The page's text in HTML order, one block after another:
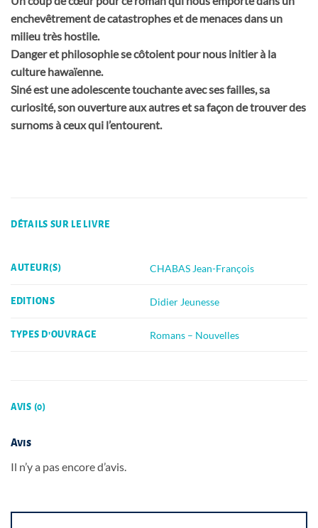
enchevêtrement de catastrophes et de menaces dans un
milieu très hostile.
Danger et philosophie se côtoient pour nous initier à la
culture hawaïenne.
Siné est une adolescente touchante avec ses failles, sa
curiosité, son ouverture aux autres et sa façon de trouver des
surnoms à ceux qui l’entourent.
DÉTAILS SUR LE LIVRE
AUTEUR(S) CHABAS Jean-François
EDITIONS Didier Jeunesse
TYPES D'OUVRAGE Romans – Nouvelles
AVIS (0)
Avis
Il n’y a pas encore d’avis.